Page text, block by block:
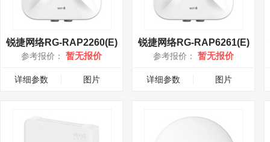
锐捷网络RG-RAP2260(E)
参考报价： 暂无报价
详细参数 图片
锐捷网络RG-RAP6261(E)
参考报价： 暂无报价
详细参数 图片